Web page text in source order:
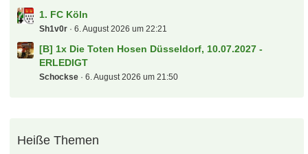
FC St. Pauli
FC Barcelona
peksim 7. August 2026 um 10:47
Duet01 7. August 2026 um 10:13